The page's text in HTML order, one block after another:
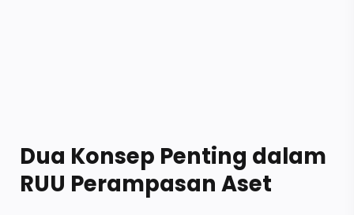
Dua Konsep Penting dalam
RUU Perampasan Aset